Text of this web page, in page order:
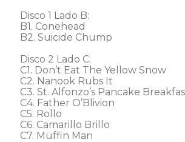
Disco 1 Lado B:
B1. Conehead
B2. Suicide Chump
Disco 2 Lado C:
C1. Don’t Eat The Yellow Snow
C2. Nanook Rubs It
C3. St. Alfonzo’s Pancake
C4. Father O’Blivion
C5. Rollo
C6. Camarillo Brillo
C7. Muffin Man